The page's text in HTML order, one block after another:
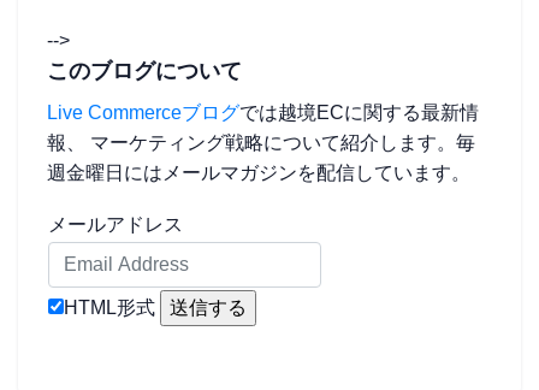
-->
このブログについて
Live Commerceブログでは越境ECに関する最新情
報、 マーケティング戦略について紹介します。毎
週金曜日にはメールマガジンを配信しています。
メールアドレス
HTML形式